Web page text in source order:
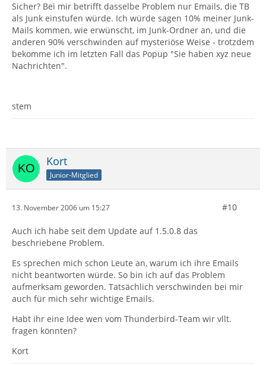
Sicher? Bei mir betrifft dasselbe Problem nur Emails, die TB
als Junk einstufen würde. Ich würde sagen 10% meiner Junk-
Mails kommen, wie erwünscht, im Junk-Ordner an, und die
anderen 90% verschwinden auf mysteriöse Weise - trotzdem
bekomme ich im letzten Fall das Popup "Sie haben xyz neue
Nachrichten".
stem
Kort
Junior-Mitglied
13. November 2006 um 15:27 #10
Auch ich habe seit dem Update auf 1.5.0.8 das
beschriebene Problem.
Es sprechen mich schon Leute an, warum ich ihre Emails
nicht beantworten würde. So bin ich auf das Problem
aufmerksam geworden. Tatsächlich verschwinden bei mir
auch für mich sehr wichtige Emails.
Habt ihr eine Idee wen vom Thunderbird-Team wir vllt.
fragen könnten?
Kort